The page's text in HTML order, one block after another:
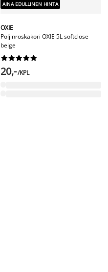
AINA EDULLINEN HINTA
OXIE
Poljinroskakori OXIE 5L softclose
beige






20,-/KPL